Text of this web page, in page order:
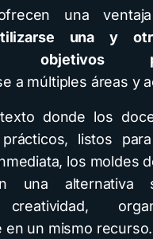
una
una y
objetivos
a múltiples áreas y
donde los
prácticos, listos
los moldes
una alternativa
creatividad,
en un mismo recurso.